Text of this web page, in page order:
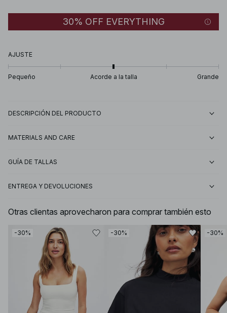
30% OFF EVERYTHING
AJUSTE
Pequeño Acorde a la talla Grande
DESCRIPCIÓN DEL PRODUCTO
MATERIALS AND CARE
GUÍA DE TALLAS
ENTREGA Y DEVOLUCIONES
Otras clientas aprovecharon para comprar también esto
-30% -30% -30%